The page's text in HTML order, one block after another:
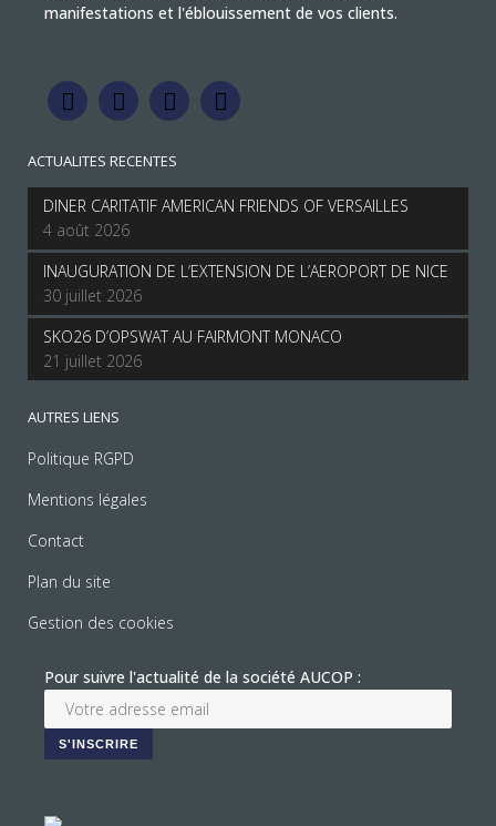
manifestations et l'éblouissement de vos clients.
ACTUALITES RECENTES
DINER CARITATIF AMERICAN FRIENDS OF VERSAILLES
4 août 2026
INAUGURATION DE L’EXTENSION DE L’AEROPORT DE NICE
30 juillet 2026
SKO26 D’OPSWAT AU FAIRMONT MONACO
21 juillet 2026
AUTRES LIENS
Politique RGPD
Mentions légales
Contact
Plan du site
Gestion des cookies
Pour suivre l'actualité de la société AUCOP :